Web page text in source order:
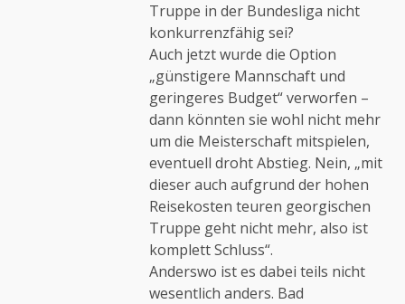
Truppe in der Bundesliga nicht
konkurrenzfähig sei?
Auch jetzt wurde die Option
„günstigere Mannschaft und
geringeres Budget“ verworfen –
dann könnten sie wohl nicht mehr
um die Meisterschaft mitspielen,
eventuell droht Abstieg. Nein, „mit
dieser auch aufgrund der hohen
Reisekosten teuren georgischen
Truppe geht nicht mehr, also ist
komplett Schluss“.
Anderswo ist es dabei teils nicht
wesentlich anders. Bad